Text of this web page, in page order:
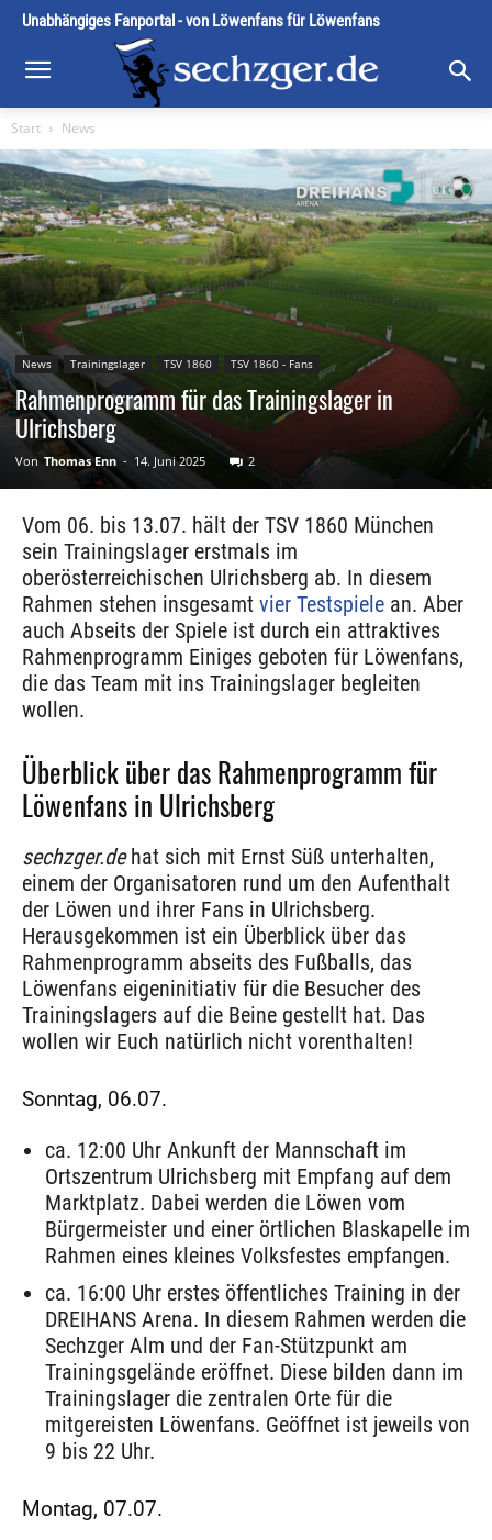
Unabhängiges Fanportal - von Löwenfans für Löwenfans
Start News
News Trainingslager TSV 1860 TSV 1860 - Fans
Rahmenprogramm für das Trainingslager in
Ulrichsberg
Von Thomas Enn - 14. Juni 2025 2
Vom 06. bis 13.07. hält der TSV 1860 München
sein Trainingslager erstmals im
oberösterreichischen Ulrichsberg ab. In diesem
Rahmen stehen insgesamt vier Testspiele an. Aber
auch Abseits der Spiele ist durch ein attraktives
Rahmenprogramm Einiges geboten für Löwenfans,
die das Team mit ins Trainingslager begleiten
wollen.
Überblick über das Rahmenprogramm für
Löwenfans in Ulrichsberg
sechzger.dehat sich mit Ernst Süß unterhalten,
einem der Organisatoren rund um den Aufenthalt
der Löwen und ihrer Fans in Ulrichsberg.
Herausgekommen ist ein Überblick über das
Rahmenprogramm abseits des Fußballs, das
Löwenfans eigeninitiativ für die Besucher des
Trainingslagers auf die Beine gestellt hat. Das
wollen wir Euch natürlich nicht vorenthalten!
Sonntag, 06.07.
ca. 12:00 Uhr Ankunft der Mannschaft im
Ortszentrum Ulrichsberg mit Empfang auf dem
Marktplatz. Dabei werden die Löwen vom
Bürgermeister und einer örtlichen Blaskapelle im
Rahmen eines kleines Volksfestes empfangen.
ca. 16:00 Uhr erstes öffentliches Training in der
DREIHANS Arena. In diesem Rahmen werden die
Sechzger Alm und der Fan-Stützpunkt am
Trainingsgelände eröffnet. Diese bilden dann im
Trainingslager die zentralen Orte für die
mitgereisten Löwenfans. Geöffnet ist jeweils von
9 bis 22 Uhr.
Montag, 07.07.